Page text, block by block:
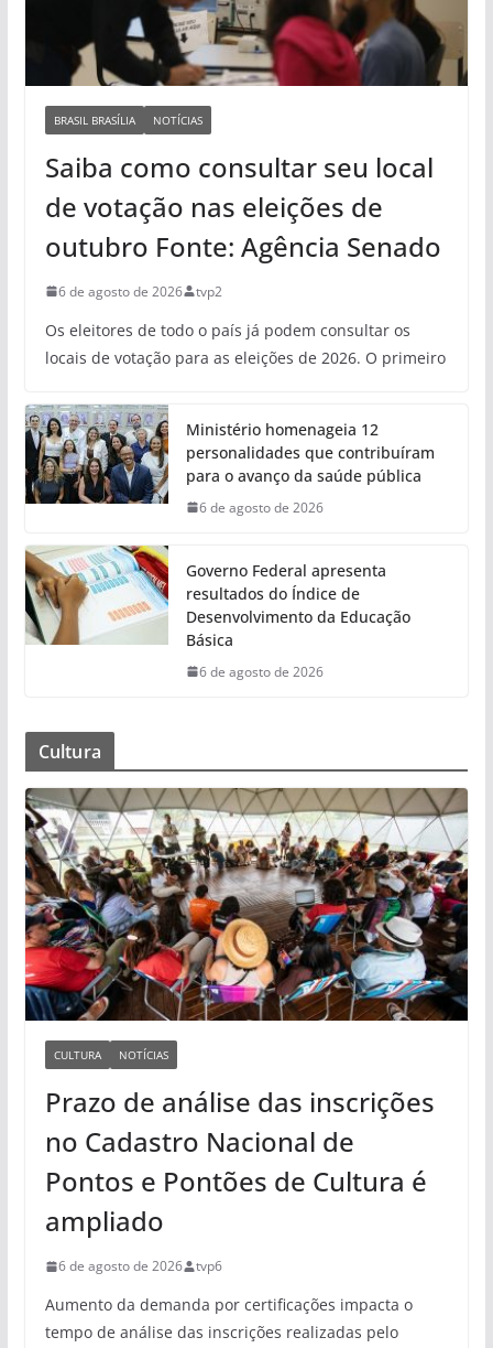
BRASIL BRASÍLIA NOTÍCIAS
Saiba como consultar seu local
de votação nas eleições de
outubro Fonte: Agência Senado
6 de agosto de 2026 tvp2
Os eleitores de todo o país já podem consultar os
locais de votação para as eleições de 2026. O primeiro
Ministério homenageia 12
personalidades que contribuíram
para o avanço da saúde pública
6 de agosto de 2026
Governo Federal apresenta
resultados do Índice de
Desenvolvimento da Educação
Básica
6 de agosto de 2026
Cultura
CULTURA NOTÍCIAS
Prazo de análise das inscrições
no Cadastro Nacional de
Pontos e Pontões de Cultura é
ampliado
6 de agosto de 2026 tvp6
Aumento da demanda por certificações impacta o
tempo de análise das inscrições realizadas pelo